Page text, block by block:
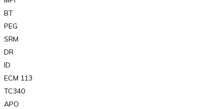
BT
PEG
SRM
DR
ID
ECM 113
TC340
APO